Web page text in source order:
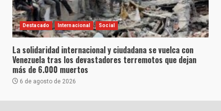
Destacado Internacional Social
La solidaridad internacional y ciudadana se vuelca con
Venezuela tras los devastadores terremotos que dejan
más de 6.000 muertos
6 de agosto de 2026